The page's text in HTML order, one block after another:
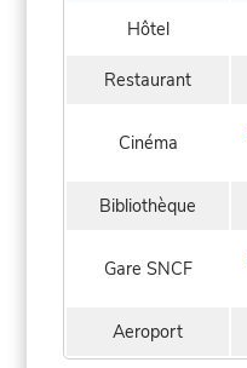
Hôtel
Restaurant
Cinéma
Bibliothèque
Gare SNCF
Aeroport